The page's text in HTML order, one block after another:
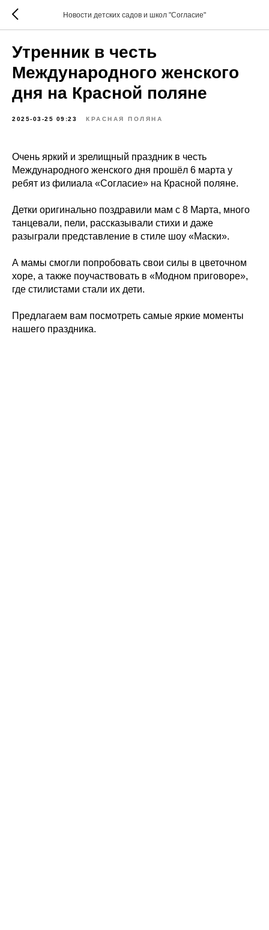
Новости детских садов и школ "Согласие"
Утренник в честь
Международного женского
дня на Красной поляне
2025-03-25 09:23 КРАСНАЯ ПОЛЯНА
Очень яркий и зрелищный праздник в честь
Международного женского дня прошёл 6 марта у
ребят из филиала «Согласие» на Красной поляне.
Детки оригинально поздравили мам с 8 Марта, много
танцевали, пели, рассказывали стихи и даже
разыграли представление в стиле шоу «Маски».
А мамы смогли попробовать свои силы в цветочном
хоре, а также поучаствовать в «Модном приговоре»,
где стилистами стали их дети.
Предлагаем вам посмотреть самые яркие моменты
нашего праздника.